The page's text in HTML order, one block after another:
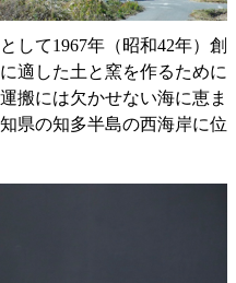
して1967年（昭和42年）創
適した土と窯を作るために
搬には欠かせない海に恵ま
県の知多半島の西海岸に位